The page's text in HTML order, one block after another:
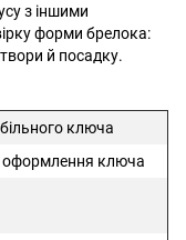
з іншими
форми брелока:
й посадку.
ключа
оформлення ключа